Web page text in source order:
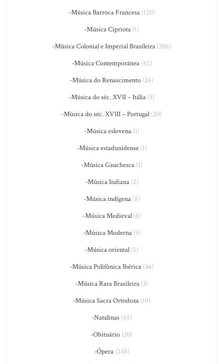
-Música Barroca Francesa(120)
-Música Cipriota (1)
-Música Colonial e Imperial Brasileira(206)
-Música Contemporânea(42)
-Música do Renascimento (26)
-Música do séc. XVII – Itália (3)
-Música do séc. XVIII – Portugal (20)
-Música eslovena(1)
-Música estadunidense(1)
-Música Gauchesca(1)
-Música Indiana(2)
-Música indígena(8)
-Música Medieval(8)
-Música Moderna(3)
-Música oriental (5)
-Música Polifônica Ibérica(46)
-Música Rara Brasileira (3)
-Música Sacra Ortodoxa (10)
-Natalinas(45)
-Obituário (20)
-Ópera(248)